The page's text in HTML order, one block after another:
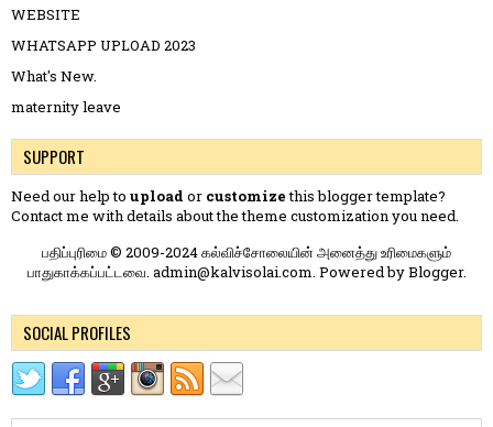
WEBSITE
WHATSAPP UPLOAD 2023
What's New.
maternity leave
SUPPORT
Need our help to upload or customizethis blogger template?
Contact me with details about the theme customization you need.
பதிப்புரிமை © 2009-2024 கல்விச்சோலையின் அனைத்து உரிமைகளும்
பாதுகாக்கப்பட்டவை. admin@kalvisolai.com. Powered byBlogger.
SOCIAL PROFILES